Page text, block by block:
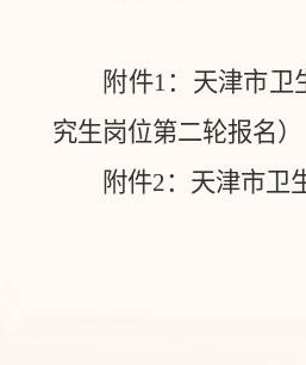
附件1：天津市卫
究生岗位第二轮报名）
附件2：天津市卫